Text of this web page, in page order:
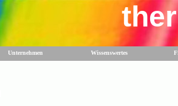
Unternehmen Wissenswertes